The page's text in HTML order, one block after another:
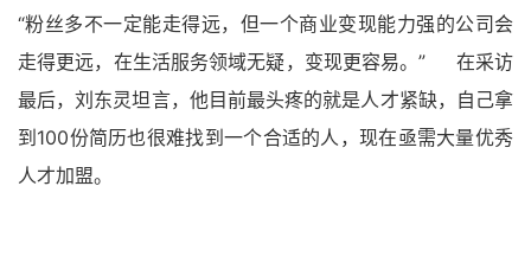
“粉丝多不一定能走得远，但一个商业变现能力强的公司会
走得更远，在生活服务领域无疑，变现更容易。” 在采访
最后，刘东灵坦言，他目前最头疼的就是人才紧缺，自己拿
到100份简历也很难找到一个合适的人，现在亟需大量优秀
人才加盟。